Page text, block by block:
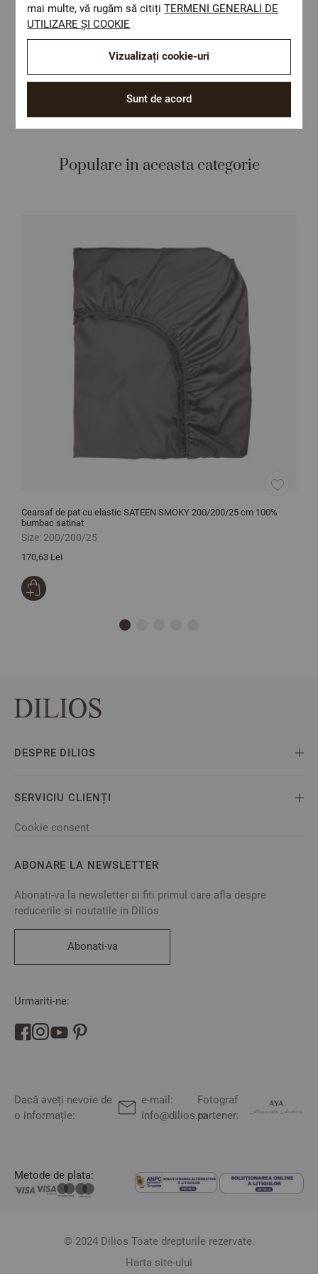
ОЕКО-ТЕX STANDARD 100
Materiale textile care sunt sigure pentru
Design autentic
Culori și imprimeuri pentru orice stil și
Populare in aceasta categorie
Cearsaf de pat cu elastic SATEEN SMOKY 200/200/25 cm 100%
bumbac satinat
Size: 200/200/25
170,63 Lei
DESPRE DILIOS
SERVICIU CLIENȚI
Cookie consent
ABONARE LA NEWSLETTER
Abonati-va la newsletter si fiti primul care afla despre
reducerile si noutatile in Dilios
Abonati-va
Urmariti-ne:
Dacă aveți nevoie de
o informație:
e-mail:
info@dilios.ro
Fotograf
partener:
Metode de plata:
© 2024 Dilios Toate drepturile rezervate.
Harta site-ului
mai multe, vă rugăm să citițiTERMENI GENERALI DE
UTILIZARE ȘI COOKIE
Sunt de acord
Vizualizați cookie-uri